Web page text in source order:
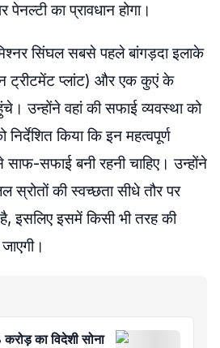
का प्रावधान होगा।
सिंघल सबसे पहले बांगड़दा इलाके
ट्रीटमेंट प्लांट) और एक कुएं के
उन्होंने वहां की सफाई व्यवस्था को
किया कि इन महत्वपूर्ण
सफाई बनी रहनी चाहिए। उन्होंने
स्रोतों की स्वच्छता सीधे तौर पर
इसलिए इसमें किसी भी तरह की
करोड़ का विदेशी सोना